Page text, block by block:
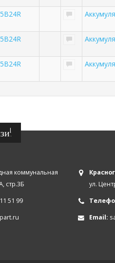
коммунальная
стр.3Б
51 99
ул.
Email: